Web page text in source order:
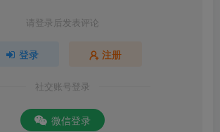
请登录后发表评论
登录 注册
社交账号登录
微信登录